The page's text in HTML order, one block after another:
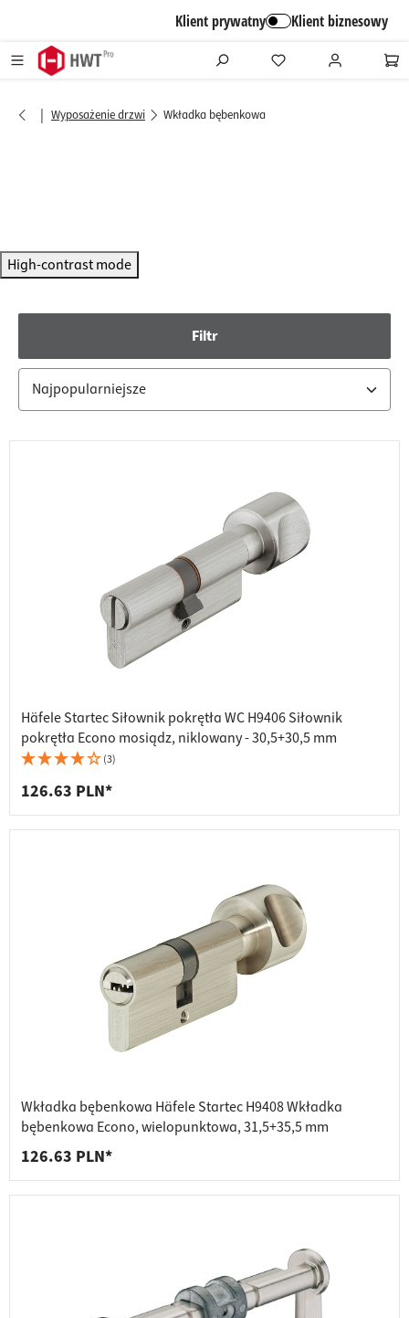
Klient prywatny Klient biznesowy
| Wyposażenie drzwi Wkładka bębenkowa
High-contrast mode
Filtr
Häfele Startec Siłownik pokrętła WC H9406 Siłownik
pokrętła Econo mosiądz, niklowany - 30,5+30,5 mm
(3)
126.63 PLN*
Wkładka bębenkowa Häfele Startec H9408 Wkładka
bębenkowa Econo, wielopunktowa, 31,5+35,5 mm
126.63 PLN*